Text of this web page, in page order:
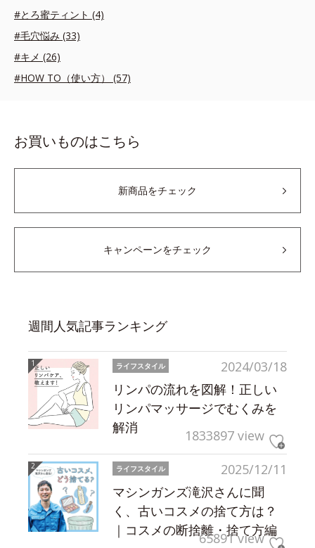
#とろ蜜ティント (4)
#毛穴悩み (33)
#キメ (26)
#HOW TO（使い方） (57)
お買いものはこちら
新商品をチェック
キャンペーンをチェック
週間人気記事ランキング
2024/03/18
ライフスタイル
リンパの流れを図解！正しい
リンパマッサージでむくみを
解消
1833897 view
2025/12/11
ライフスタイル
マシンガンズ滝沢さんに聞
く、古いコスメの捨て方は？
｜コスメの断捨離・捨て方編
65891 view